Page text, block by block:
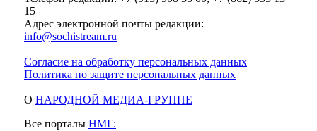
15
Адрес электронной почты редакции:
info@sochistream.ru
Согласие на обработку персональных данных
Политика по защите персональных данных
О НАРОДНОЙ МЕДИА-ГРУППЕ
Все порталы НМГ: